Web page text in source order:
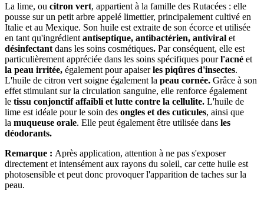
La lime, ou citron vert, appartient à la famille des Rutacées : elle
pousse sur un petit arbre appelé limettier, principalement cultivé en
Italie et au Mexique. Son huile est extraite de son écorce et utilisée
en tant qu'ingrédient antiseptique, antibactérien, antiviral et
désinfectant dans les soins cosmétiques. Par conséquent, elle est
particulièrement appréciée dans les soins spécifiques pourl'acné et
la peau irritée, également pour apaiserles piqûres d'insectes.
L'huile de citron vert soigne également la peau cornée. Grâce à son
effet stimulant sur la circulation sanguine, elle renforce également
le tissu conjonctif affaibli et lutte contre la cellulite. L'huile de
lime est idéale pour le soin des ongles et des cuticules, ainsi que
la muqueuse orale. Elle peut également être utilisée dans les
déodorants.
Remarque : Après application, attention à ne pas s'exposer
directement et intensément aux rayons du soleil, car cette huile est
photosensible et peut donc provoquer l'apparition de taches sur la
peau.